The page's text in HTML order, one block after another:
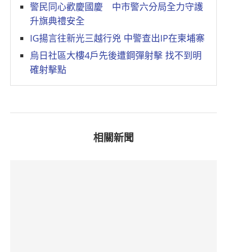
警民同心歡慶國慶 中市警六分局全力守護
升旗典禮安全
IG揚言往新光三越行兇 中警查出IP在柬埔寨
烏日社區大樓4戶先後遭鋼彈射擊 找不到明
確射擊點
相關新聞